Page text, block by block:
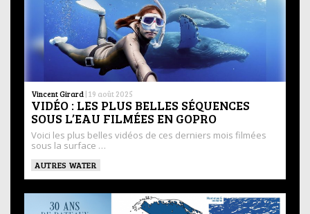
Vincent Girard | 19 août 2025
VIDÉO : LES PLUS BELLES SÉQUENCES
SOUS L’EAU FILMÉES EN GOPRO
Voici les plus belles vidéos de ces derniers mois filmées
sous la surface …
AUTRES WATER